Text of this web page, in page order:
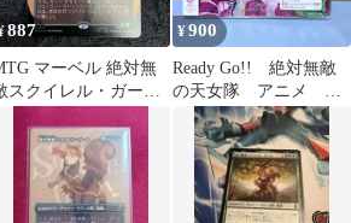
887
マーベル 絶対無
スクイレル・ガール
¥900
Ready Go!! 絶対無敵
の天女隊 アニメ CD
DVD ２枚組